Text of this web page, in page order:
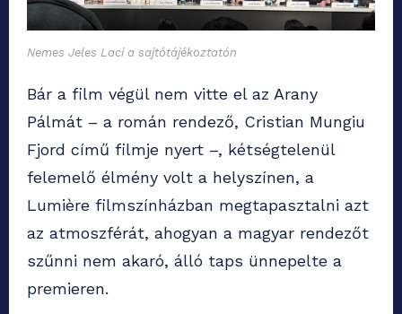
Nemes Jeles Laci a sajtótájékoztatón
Bár a film végül nem vitte el az Arany
Pálmát – a román rendező, Cristian Mungiu
Fjord című filmje nyert –, kétségtelenül
felemelő élmény volt a helyszínen, a
Lumière filmszínházban megtapasztalni azt
az atmoszférát, ahogyan a magyar rendezőt
szűnni nem akaró, álló taps ünnepelte a
premieren.